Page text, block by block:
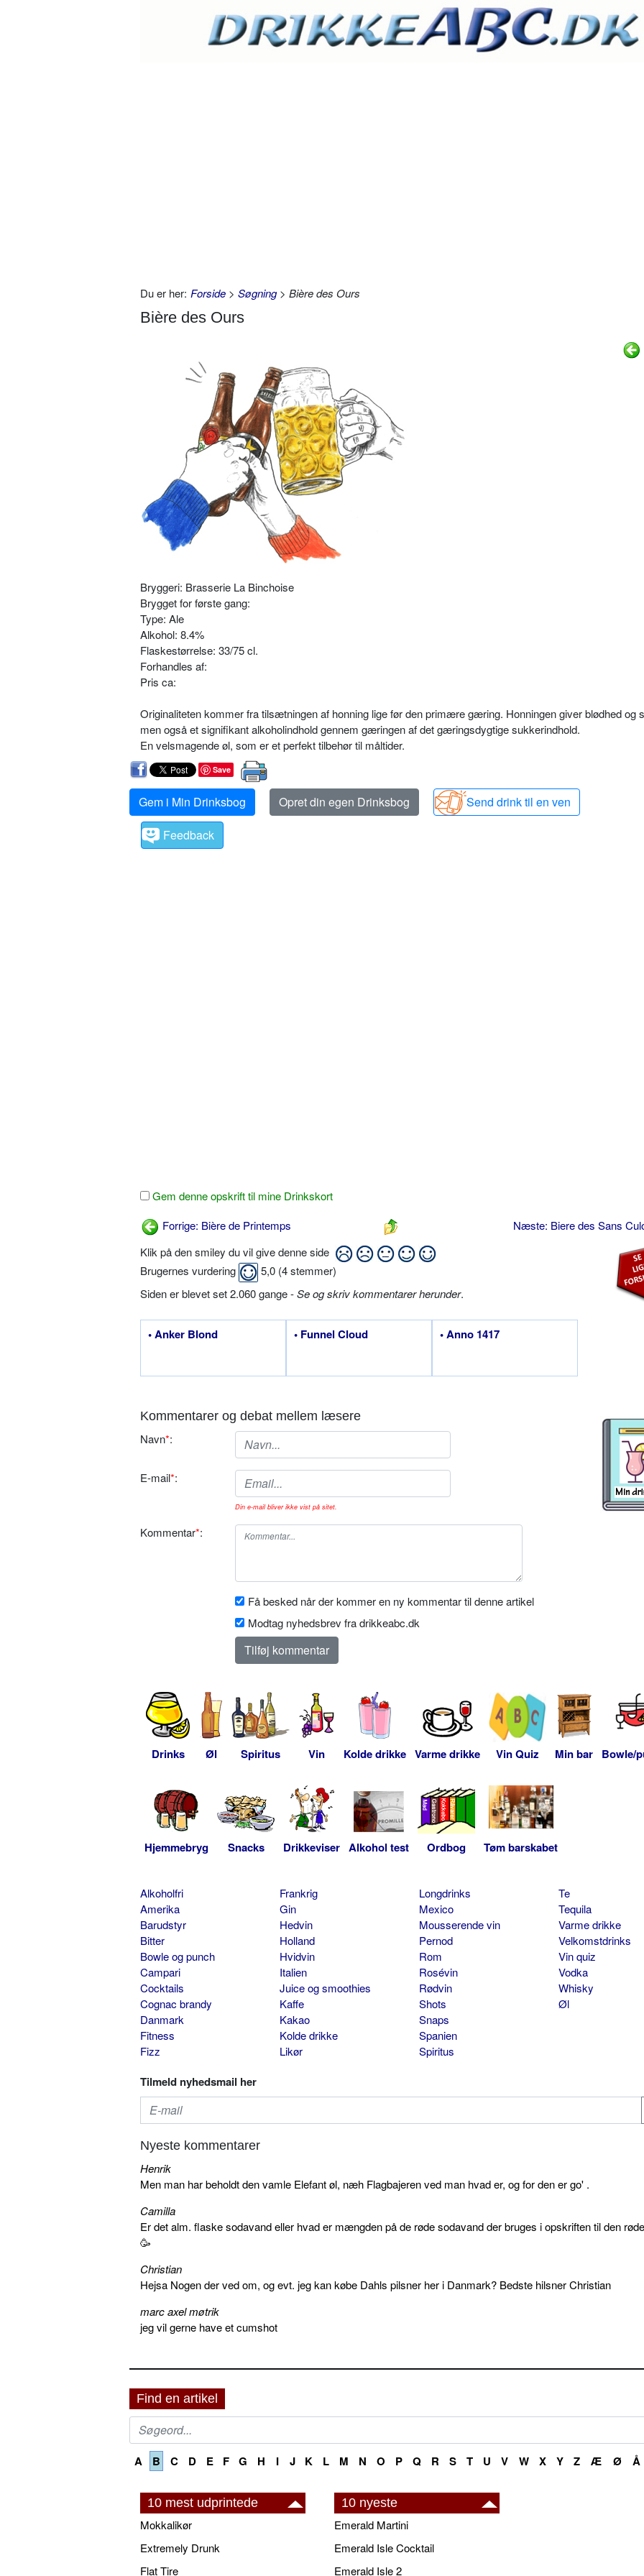
Du er her: Forside > Søgning> Bière des Ours
Bière des Ours
Bryggeri: Brasserie La Binchoise
Brygget for første gang:
Type: Ale
Alkohol: 8.4%
Flaskestørrelse: 33/75 cl.
Forhandles af:
Pris ca:
Originaliteten kommer fra tilsætningen af honning lige før den primære gæring. Honningen giver blødhed og
men også et signifikant alkoholindhold gennem gæringen af det gæringsdygtige sukkerindhold.
En velsmagende øl, som er et perfekt tilbehør til måltider.
Save
Gem i Min Drinksbog Opret din egen Drinksbog
Send drink til en ven
Feedback
Gem denne opskrift til mine Drinkskort
Forrige: Bière de Printemps
Næste: Biere des Sans
Klik på den smiley du vil give denne side
Brugernes vurdering
5,0 (4stemmer)
Siden er blevet set 2.060 gange -Se og skriv kommentarer herunder.
• Anker Blond • Funnel Cloud • Anno 1417
Kommentarer og debat mellem læsere
Navn*:
E-mail*:
Din e-mail bliver ikke vist på sitet.
Kommentar*:
Få besked når der kommer en ny kommentar til denne artikel
Modtag nyhedsbrev fra drikkeabc.dk
Drinks Øl Spiritus Vin Kolde drikke Varme drikke Vin Quiz Min bar Bowle/
Hjemmebryg Snacks Drikkeviser Alkohol test Ordbog Tøm barskabet
Alkoholfri
Amerika
Barudstyr
Bitter
Bowle og punch
Campari
Cocktails
Cognac brandy
Danmark
Fitness
Fizz
Frankrig
Gin
Hedvin
Holland
Hvidvin
Italien
Juice og smoothies
Kaffe
Kakao
Kolde drikke
Likør
Longdrinks
Mexico
Mousserende vin
Pernod
Rom
Rosévin
Rødvin
Shots
Snaps
Spanien
Spiritus
Te
Tequila
Varme drikke
Velkomstdrinks
Vin quiz
Vodka
Whisky
Øl
Tilmeld nyhedsmail her
Nyeste kommentarer
Henrik
Men man har beholdt den vamle Elefant øl, næh Flagbajeren ved man hvad er, og for den er go' .
Camilla
Er det alm. flaske sodavand eller hvad er mængden på de røde sodavand der bruges i opskriften til den
🥳
Christian
Hejsa Nogen der ved om, og evt. jeg kan købe Dahls pilsner her i Danmark? Bedste hilsner Christian
marc axel møtrik
jeg vil gerne have et cumshot
Find en artikel
A B C D E F G H I J K L M N O P Q R S T U V W X Y Z Æ Ø Å
10 mest udprintede
Mokkalikør
Extremely Drunk
Flat Tire
10 nyeste
Emerald Martini
Emerald Isle Cocktail
Emerald Isle 2